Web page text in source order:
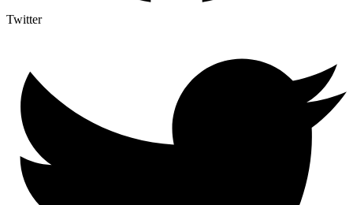
Twitter